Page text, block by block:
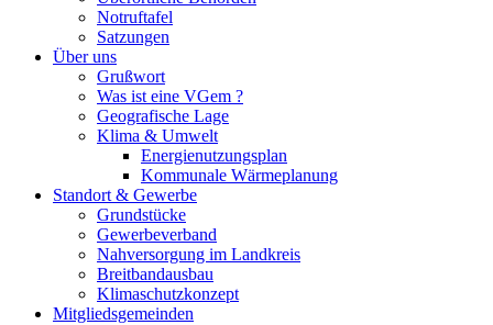
Notruftafel
Satzungen
Über uns
Grußwort
Was ist eine VGem ?
Geografische Lage
Klima & Umwelt
Energienutzungsplan
Kommunale Wärmeplanung
Standort & Gewerbe
Grundstücke
Gewerbeverband
Nahversorgung im Landkreis
Breitbandausbau
Klimaschutzkonzept
Mitgliedsgemeinden